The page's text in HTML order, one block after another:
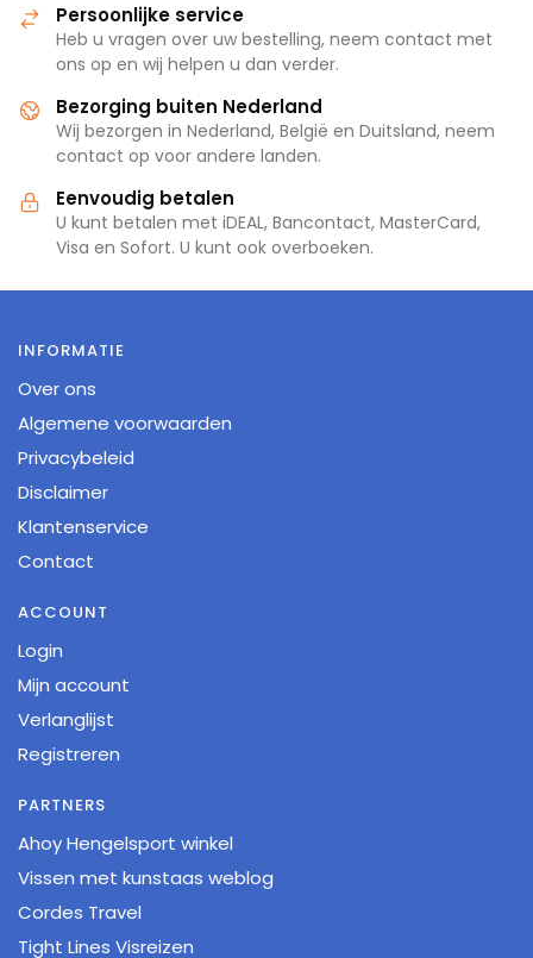
Persoonlijke service
Heb u vragen over uw bestelling, neem contact met
ons op en wij helpen u dan verder.
Bezorging buiten Nederland
Wij bezorgen in Nederland, België en Duitsland, neem
contact op voor andere landen.
Eenvoudig betalen
U kunt betalen met iDEAL, Bancontact, MasterCard,
Visa en Sofort. U kunt ook overboeken.
INFORMATIE
Over ons
Algemene voorwaarden
Privacybeleid
Disclaimer
Klantenservice
Contact
ACCOUNT
Login
Mijn account
Verlanglijst
Registreren
PARTNERS
Ahoy Hengelsport winkel
Vissen met kunstaas weblog
Cordes Travel
Tight Lines Visreizen